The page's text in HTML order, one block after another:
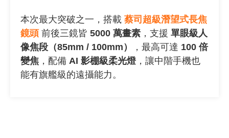
本次最大突破之一，搭載 蔡司超級潛望式長焦
鏡頭 前後三鏡皆 5000 萬畫素 ，支援 單眼級人
像焦段（85mm / 100mm） ，最高可達 100 倍
變焦 ，配備 AI 影棚級柔光燈，讓中階手機也
能有旗艦級的遠攝能力。